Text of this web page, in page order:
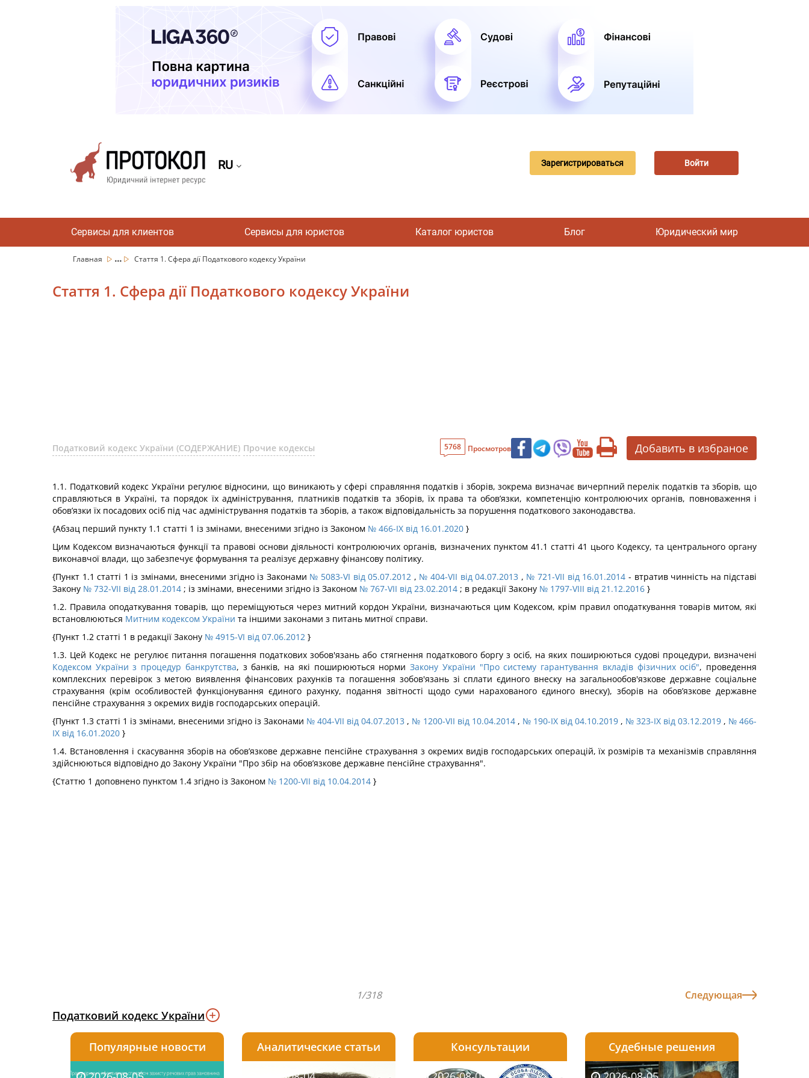
RU Зарегистрироваться Войти
Сервисы для клиентов Сервисы для юристов Каталог юристов Блог Юридический мир
Главная ... Стаття 1. Сфера дії Податкового кодексу України
Стаття 1. Сфера дії Податкового кодексу України
Податковий кодекс України (СОДЕРЖАНИЕ) Прочие кодексы 5768 Просмотров Добавить в избраное
1.1. Податковий кодекс України регулює відносини, що виникають у сфері справляння податків і зборів, зокрема визначає вичерпний перелік податків та зборів, що
справляються в Україні, та порядок їх адміністрування, платників податків та зборів, їх права та обов’язки, компетенцію контролюючих органів, повноваження і
обов’язки їх посадових осіб під час адміністрування податків та зборів, а також відповідальність за порушення податкового законодавства.
{Абзац перший пункту 1.1 статті 1 із змінами, внесеними згідно із Законом № 466-IX від 16.01.2020 }
Цим Кодексом визначаються функції та правові основи діяльності контролюючих органів, визначених пунктом 41.1 статті 41 цього Кодексу, та центрального органу
виконавчої влади, що забезпечує формування та реалізує державну фінансову політику.
{Пункт 1.1 статті 1 із змінами, внесеними згідно із Законами № 5083-VI від 05.07.2012 , № 404-VII від 04.07.2013 , № 721-VII від 16.01.2014 - втратив чинність на підставі
Закону № 732-VII від 28.01.2014 ; із змінами, внесеними згідно із Законом № 767-VII від 23.02.2014 ; в редакції Закону № 1797-VIII від 21.12.2016 }
1.2. Правила оподаткування товарів, що переміщуються через митний кордон України, визначаються цим Кодексом, крім правил оподаткування товарів митом, які
встановлюються Митним кодексом України та іншими законами з питань митної справи.
{Пункт 1.2 статті 1 в редакції Закону № 4915-VI від 07.06.2012 }
1.3. Цей Кодекс не регулює питання погашення податкових зобов'язань або стягнення податкового боргу з осіб, на яких поширюються судові процедури, визначені
Кодексом України з процедур банкрутства, з банків, на які поширюються нормиЗакону України "Про систему гарантування вкладів фізичних осіб", проведення
комплексних перевірок з метою виявлення фінансових рахунків та погашення зобов'язань зі сплати єдиного внеску на загальнообов'язкове державне соціальне
страхування (крім особливостей функціонування єдиного рахунку, подання звітності щодо суми нарахованого єдиного внеску), зборів на обов’язкове державне
пенсійне страхування з окремих видів господарських операцій.
{Пункт 1.3 статті 1 із змінами, внесеними згідно із Законами № 404-VII від 04.07.2013 , № 1200-VII від 10.04.2014, № 190-IX від 04.10.2019, № 323-IX від 03.12.2019, № 466-
IX від 16.01.2020 }
1.4. Встановлення і скасування зборів на обов’язкове державне пенсійне страхування з окремих видів господарських операцій, їх розмірів та механізмів справляння
здійснюються відповідно до Закону України "Про збір на обов’язкове державне пенсійне страхування".
{Статтю 1 доповнено пунктом 1.4 згідно із Законом № 1200-VII від 10.04.2014 }
1/318 Следующая
Податковий кодекс України
Популярные новости Аналитические статьи Консультации Судебные решения